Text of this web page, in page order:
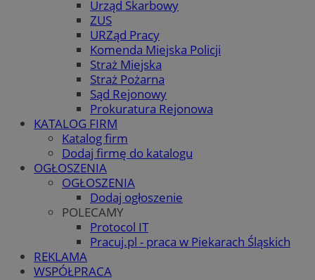
Urząd Skarbowy
ZUS
URZąd Pracy
Komenda Miejska Policji
Straż Miejska
Straż Pożarna
Sąd Rejonowy
Prokuratura Rejonowa
KATALOG FIRM
Katalog firm
Dodaj firmę do katalogu
OGŁOSZENIA
OGŁOSZENIA
Dodaj ogłoszenie
POLECAMY
Protocol IT
Pracuj.pl - praca w Piekarach Śląskich
REKLAMA
WSPÓŁPRACA